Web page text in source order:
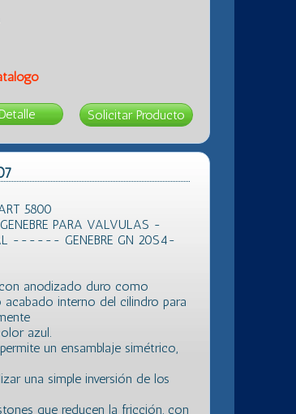
5800
PARA VALVULAS -
------ GENEBRE GN 20S4-
anodizado duro como
interno del cilindro para
azul.
un ensamblaje simétrico,
una simple inversión de los
que reducen la fricción, con